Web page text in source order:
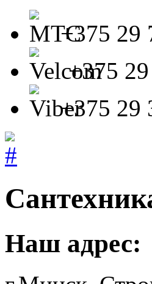
+375 29
+375 29
+375 29
Наш адрес: